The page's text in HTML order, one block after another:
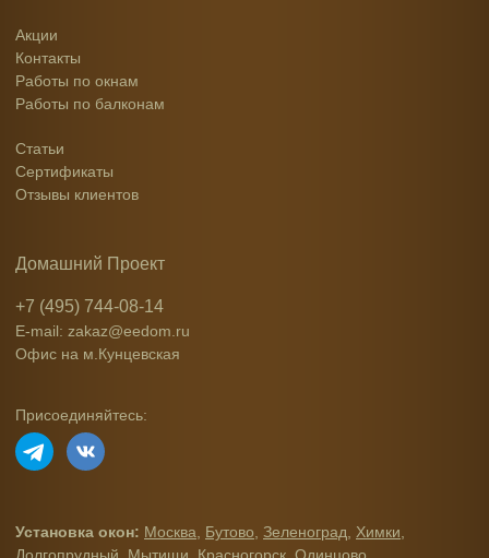
Акции
Контакты
Работы по окнам
Работы по балконам
Статьи
Сертификаты
Отзывы клиентов
Домашний Проект
+7 (495) 744-08-14
E-mail: zakaz@eedom.ru
Офис на м.Кунцевская
Присоединяйтесь:
Установка окон: Москва Бутово Зеленоград Химки